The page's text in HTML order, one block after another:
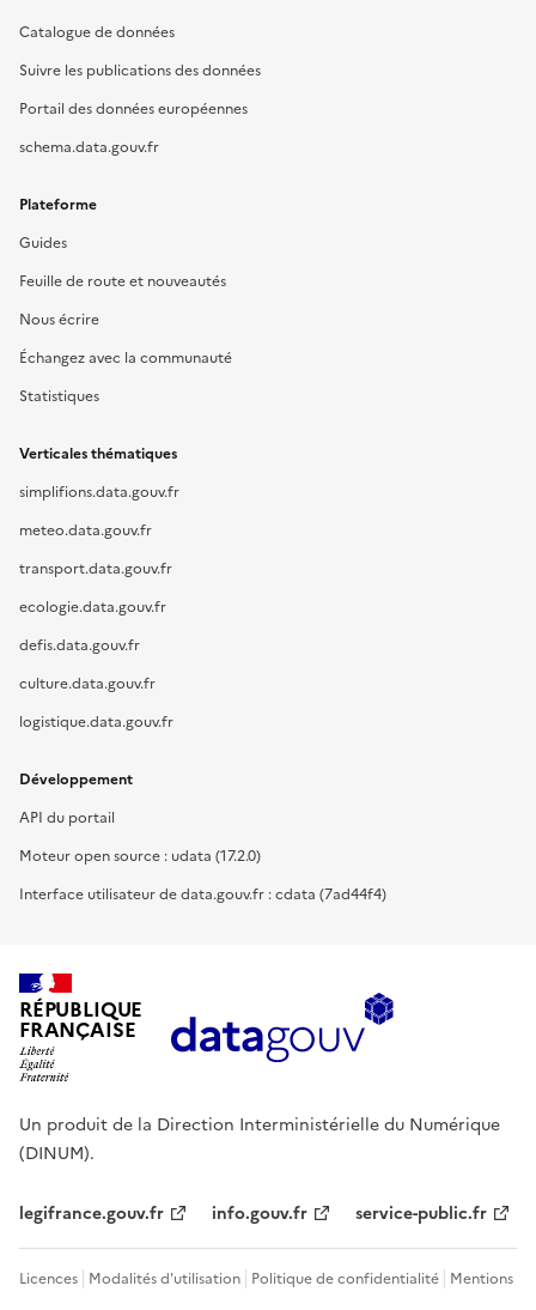
Catalogue de données
Suivre les publications des données
Portail des données européennes
schema.data.gouv.fr
Plateforme
Guides
Feuille de route et nouveautés
Nous écrire
Échangez avec la communauté
Statistiques
Verticales thématiques
simplifions.data.gouv.fr
meteo.data.gouv.fr
transport.data.gouv.fr
ecologie.data.gouv.fr
defis.data.gouv.fr
culture.data.gouv.fr
logistique.data.gouv.fr
Développement
API du portail
Moteur open source : udata (17.2.0)
Interface utilisateur de data.gouv.fr : cdata (7ad44f4)
RÉPUBLIQUE
FRANÇAISE
Un produit de la Direction Interministérielle du Numérique
(DINUM).
legifrance.gouv.fr info.gouv.fr service-public.fr
Licences Modalités d'utilisation Politique de confidentialité Mentions